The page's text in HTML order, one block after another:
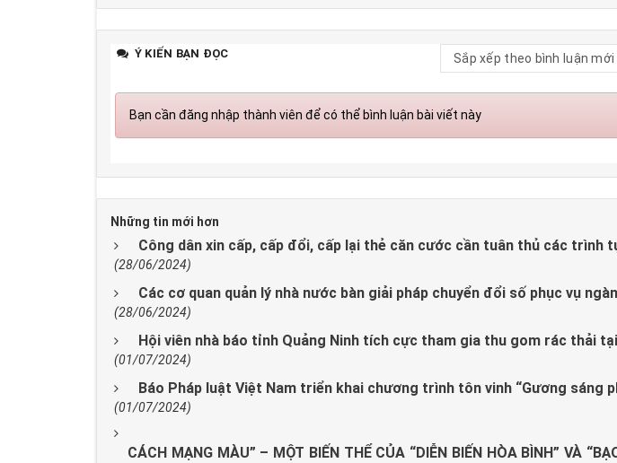
Ý KIẾN BẠN ĐỌC
Bạn cần đăng nhập thành viên để có thể bình luận bài viết này
Những tin mới hơn
Công dân xin cấp, cấp đổi, cấp lại thẻ căn cước cần tuân thủ các trình
(28/06/2024)
Các cơ quan quản lý nhà nước bàn giải pháp chuyển đổi số phục vụ
(28/06/2024)
Hội viên nhà báo tỉnh Quảng Ninh tích cực tham gia thu gom rác thải
(01/07/2024)
Báo Pháp luật Việt Nam triển khai chương trình tôn vinh “Gương sáng
(01/07/2024)
CÁCH MẠNG MÀU” – MỘT BIẾN THỂ CỦA “DIỄN BIẾN HÒA BÌNH” VÀ